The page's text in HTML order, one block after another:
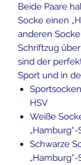
Beide Paare
Socke einen
anderen
Schriftzug
sind der
Sport und in
HSV
Weiße
Schwarze